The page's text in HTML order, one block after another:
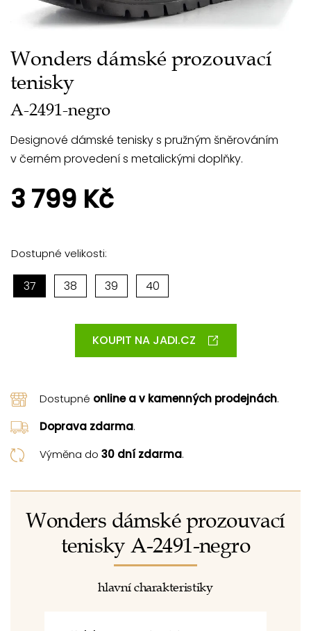
Wonders dámské prozouvací
tenisky
A-2491-negro
Designové dámské tenisky s pružným šněrováním
v černém provedení s metalickými doplňky.
3 799 Kč
Dostupné velikosti:
37 38 39 40
KOUPIT NA JADI.CZ
Dostupné online a v kamenných prodejnách.
Doprava zdarma.
Výměna do 30 dní zdarma.
Wonders dámské prozouvací
tenisky A-2491-negro
hlavní charakteristiky